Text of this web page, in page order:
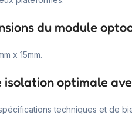
du module
x 15mm.
isolation optimale
techniques et de